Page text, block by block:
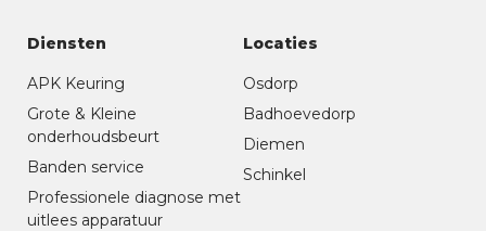
Diensten
APK Keuring
Grote & Kleine
onderhoudsbeurt
Banden service
Professionele diagnose met
uitlees apparatuur
Locaties
Osdorp
Badhoevedorp
Diemen
Schinkel